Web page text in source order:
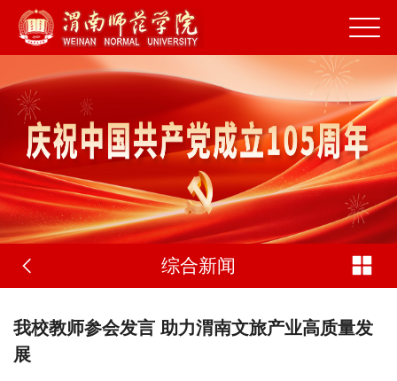
综合新闻
我校教师参会发言 助力渭南文旅产业高质量发
展